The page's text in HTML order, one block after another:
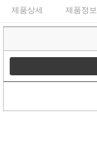
제품상세 제품정보